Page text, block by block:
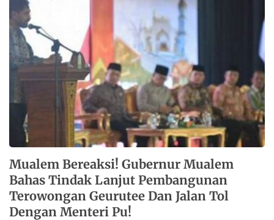
Mualem Bereaksi! Gubernur Mualem
Bahas Tindak Lanjut Pembangunan
Terowongan Geurutee Dan Jalan Tol
Dengan Menteri Pu!